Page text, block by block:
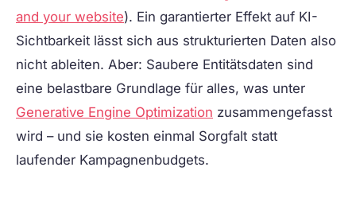
and your website). Ein garantierter Effekt auf KI-
Sichtbarkeit lässt sich aus strukturierten Daten also
nicht ableiten. Aber: Saubere Entitätsdaten sind
eine belastbare Grundlage für alles, was unter
Generative Engine Optimization zusammengefasst
wird – und sie kosten einmal Sorgfalt statt
laufender Kampagnenbudgets.